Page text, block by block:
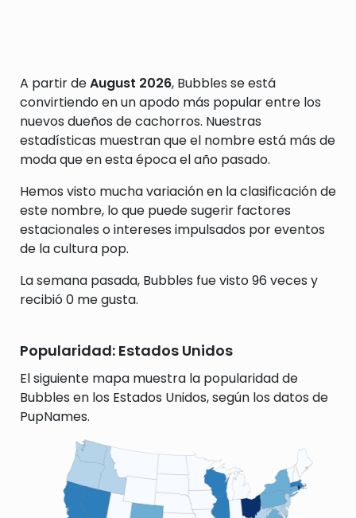
A partir deAugust 2026, Bubbles se está
convirtiendo en un apodo más popular entre los
nuevos dueños de cachorros. Nuestras
estadísticas muestran que el nombre está más de
moda que en esta época el año pasado.
Hemos visto mucha variación en la clasificación de
este nombre, lo que puede sugerir factores
estacionales o intereses impulsados por eventos
de la cultura pop.
La semana pasada, Bubbles fue visto 96 veces y
recibió 0 me gusta.
Popularidad: Estados Unidos
El siguiente mapa muestra la popularidad de
Bubbles en los Estados Unidos, según los datos de
PupNames.